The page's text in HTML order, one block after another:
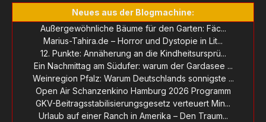
Neues aus der Blogmachine:
Außergewöhnliche Bäume für den Garten: Fäc...
Marius-Tahira.de – Horror und Dystopie in Lit...
12. Punkte: Annäherung an die Kindheitsursprü...
Ein Nachmittag am Südufer: warum der Gardasee ...
Weinregion Pfalz: Warum Deutschlands sonnigste ...
Open Air Schanzenkino Hamburg 2026 Programm
GKV-Beitragsstabilisierungsgesetz verteuert Min...
Urlaub auf einer Ranch in Amerika – Den Traum...